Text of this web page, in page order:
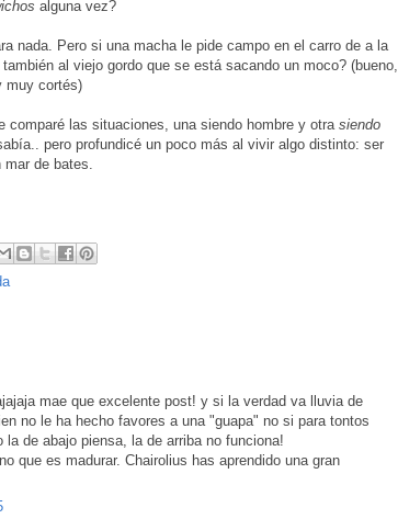
alguna vez?
nada. Pero si una macha le pide campo en el carro de a la
al viejo gordo que se está sacando un moco? (bueno,
muy cortés)
comparé las situaciones, una siendo hombre y otra siendo
pero profundicé un poco más al vivir algo distinto: ser
mar de bates.
mae que excelente post! y si la verdad va lluvia de
no le ha hecho favores a una "guapa" no si para tontos
la de abajo piensa, la de arriba no funciona!
que es madurar. Chairolius has aprendido una gran